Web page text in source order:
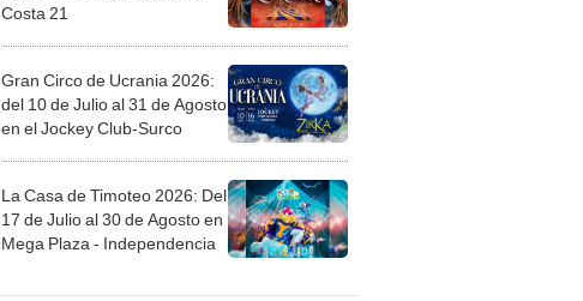
Costa 21
Gran Circo de Ucrania 2026:
del 10 de Julio al 31 de Agosto
en el Jockey Club-Surco
La Casa de Timoteo 2026: Del
17 de Julio al 30 de Agosto en
Mega Plaza - Independencia